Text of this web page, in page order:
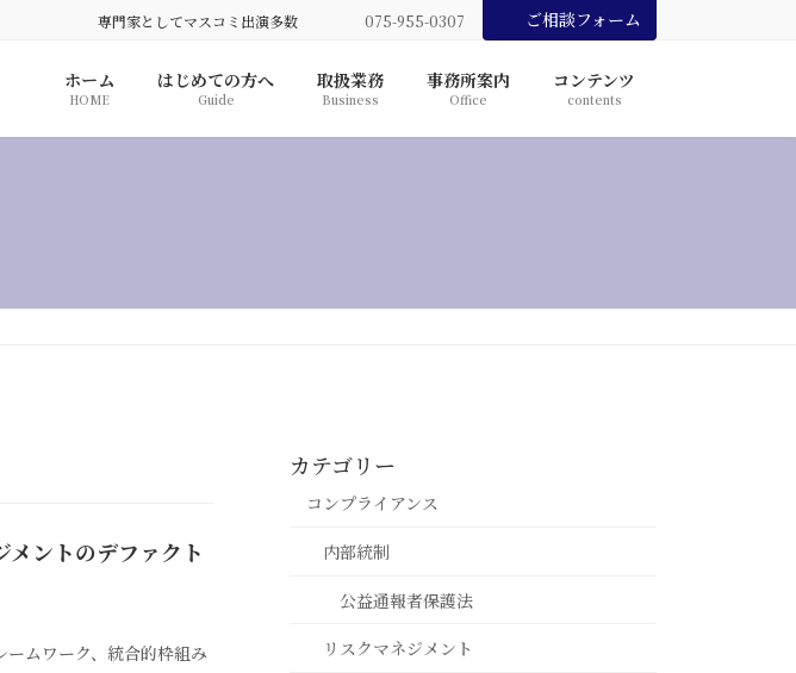
専門家としてマスコミ出演多数 075-955-0307 ご相談フォーム
ホーム
HOME
はじめての方へ
Guide
取扱業務
Business
事務所案内
Office
コンテンツ
contents
ントのデファクト
ームワーク、統合的枠組み
カテゴリー
コンプライアンス
内部統制
公益通報者保護法
リスクマネジメント